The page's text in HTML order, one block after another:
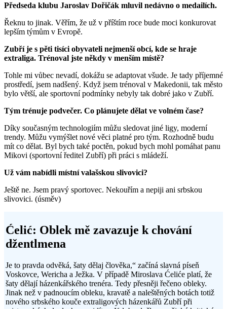
Předseda klubu Jaroslav Dořičák mluvil nedávno o medailích.
Řeknu to jinak. Věřím, že už v příštím roce bude moci konkurovat
lepším týmům v Evropě.
Zubří je s pěti tisíci obyvateli nejmenší obcí, kde se hraje
extraliga. Trénoval jste někdy v menším místě?
Tohle mi vůbec nevadí, dokážu se adaptovat všude. Je tady příjemné
prostředí, jsem nadšený. Když jsem trénoval v Makedonii, tak město
bylo větší, ale sportovní podmínky nebyly tak dobré jako v Zubří.
Tým trénuje podvečer. Co plánujete dělat ve volném čase?
Díky současným technologiím můžu sledovat jiné ligy, moderní
trendy. Můžu vymýšlet nové věci platné pro tým. Rozhodně budu
mít co dělat. Byl bych také poctěn, pokud bych mohl pomáhat panu
Mikovi (sportovní ředitel Zubří) při práci s mládeží.
Už vám nabídli místní valašskou slivovici?
Ještě ne. Jsem pravý sportovec. Nekouřím a nepiji ani srbskou
slivovici. (úsměv)
Ćelić: Oblek mě zavazuje k chování
džentlmena
Je to pravda odvěká, šaty dělaj člověka,“ začíná slavná píseň
Voskovce, Wericha a Ježka. V případě Miroslava Ćeliće platí, že
šaty dělají házenkářského trenéra. Tedy přesněji řečeno obleky.
Jinak než v padnoucím obleku, kravatě a naleštěných botách totiž
nového srbského kouče extraligových házenkářů Zubří při